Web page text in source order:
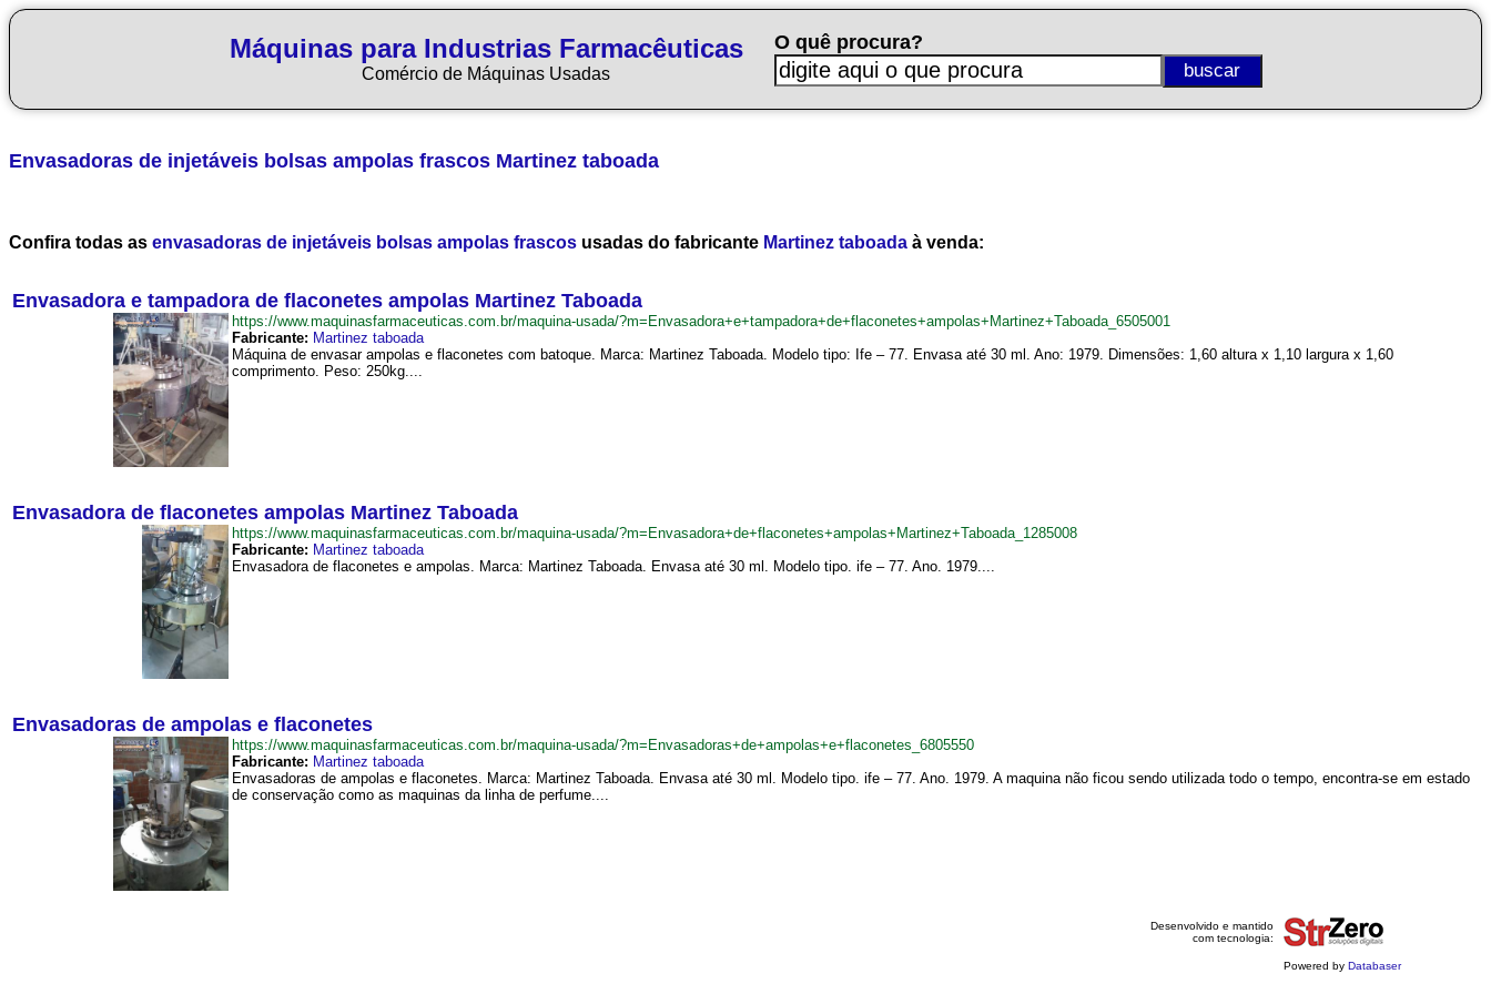
Máquinas para Industrias Farmacêuticas
Comércio de Máquinas Usadas
O quê procura?
Envasadoras de injetáveis bolsas ampolas frascos Martinez taboada
Confira todas as envasadoras de injetáveis bolsas ampolas frascos usadas do fabricante Martinez taboada à venda:
Envasadora e tampadora de flaconetes ampolas Martinez Taboada
https://www.maquinasfarmaceuticas.com.br/maquina-usada/?m=Envasadora+e+tampadora+de+flaconetes+ampolas+Martinez+Taboada_6505001
Fabricante: Martinez taboada
Máquina de envasar ampolas e flaconetes com batoque. Marca: Martinez Taboada. Modelo tipo: Ife – 77. Envasa até 30 ml. Ano: 1979. Dimensões: 1,60 altura x 1,10 largura x 1,60
comprimento. Peso: 250kg....
Envasadora de flaconetes ampolas Martinez Taboada
https://www.maquinasfarmaceuticas.com.br/maquina-usada/?m=Envasadora+de+flaconetes+ampolas+Martinez+Taboada_1285008
Fabricante: Martinez taboada
Envasadora de flaconetes e ampolas. Marca: Martinez Taboada. Envasa até 30 ml. Modelo tipo. ife – 77. Ano. 1979....
Envasadoras de ampolas e flaconetes
https://www.maquinasfarmaceuticas.com.br/maquina-usada/?m=Envasadoras+de+ampolas+e+flaconetes_6805550
Fabricante: Martinez taboada
Envasadoras de ampolas e flaconetes. Marca: Martinez Taboada. Envasa até 30 ml. Modelo tipo. ife – 77. Ano. 1979. A maquina não ficou sendo utilizada todo o tempo, encontra-se em estado
de conservação como as maquinas da linha de perfume....
Desenvolvido e mantido
com tecnologia:
Powered by Databaser